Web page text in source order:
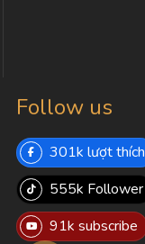
Follow us
301k lượt thích
555k Follower
91k subscribe